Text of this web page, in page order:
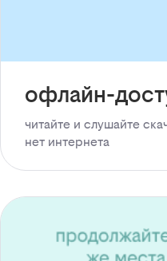
офлайн-
читайте и слушайте
нет интернета